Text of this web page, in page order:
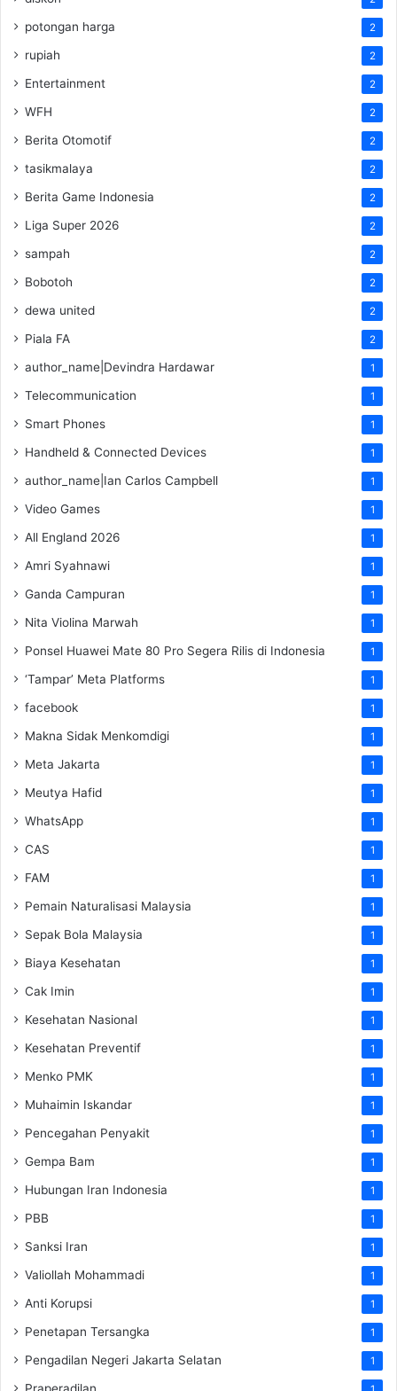
potongan harga 2
rupiah 2
Entertainment 2
WFH 2
Berita Otomotif 2
tasikmalaya 2
Berita Game Indonesia 2
Liga Super 2026 2
sampah 2
Bobotoh 2
dewa united 2
Piala FA 2
author_name|Devindra Hardawar 1
Telecommunication 1
Smart Phones 1
Handheld & Connected Devices 1
author_name|Ian Carlos Campbell 1
Video Games 1
All England 2026 1
Amri Syahnawi 1
Ganda Campuran 1
Nita Violina Marwah 1
Ponsel Huawei Mate 80 Pro Segera Rilis di Indonesia 1
‘Tampar’ Meta Platforms 1
facebook 1
Makna Sidak Menkomdigi 1
Meta Jakarta 1
Meutya Hafid 1
WhatsApp 1
CAS 1
FAM 1
Pemain Naturalisasi Malaysia 1
Sepak Bola Malaysia 1
Biaya Kesehatan 1
Cak Imin 1
Kesehatan Nasional 1
Kesehatan Preventif 1
Menko PMK 1
Muhaimin Iskandar 1
Pencegahan Penyakit 1
Gempa Bam 1
Hubungan Iran Indonesia 1
PBB 1
Sanksi Iran 1
Valiollah Mohammadi 1
Anti Korupsi 1
Penetapan Tersangka 1
Pengadilan Negeri Jakarta Selatan 1